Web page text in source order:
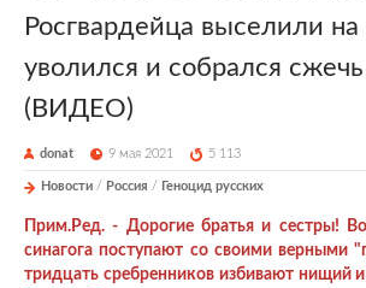
Росгвардейца выселили на
уволился и собрался
(ВИДЕО)
donat 9 мая 2021 5 113
Новости / Россия / Геноцид русских
Прим.Ред. - Дорогие братья и сестры!
синагога поступают со своими верными
тридцать сребренников избивают нищий